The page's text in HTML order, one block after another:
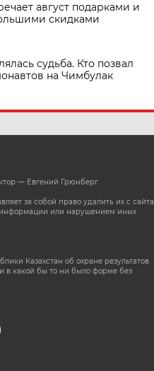
август подарками и
скидками
судьба. Кто позвал
на Чимбулак
— Евгений Грюнберг.
за собой право удалить их с сайта
информации или нарушением иных
Казахстан об охране результатов
в какой бы то ни было форме без